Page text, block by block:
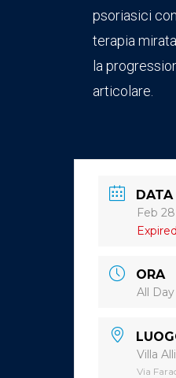
psoriasici
terapia
la
articolare.
DATA
Feb
ORA
All Day
Villa
Via